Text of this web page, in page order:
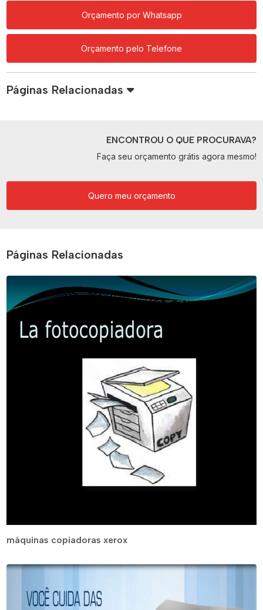
Orçamento por Whatsapp
Orçamento pelo Telefone
Páginas Relacionadas
ENCONTROU O QUE PROCURAVA?
Faça seu orçamento grátis agora mesmo!
Quero meu orçamento
Páginas Relacionadas
máquinas copiadoras xerox